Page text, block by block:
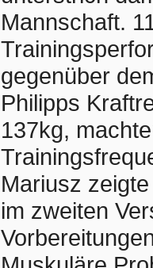
Mannschaft.
gegenüber
Philipps
137kg,
Mariusz
im zweiten